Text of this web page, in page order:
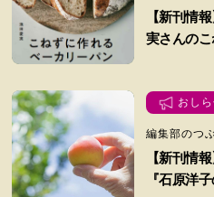
【新刊情
実さんのこ
おし
編集部のつ
【新刊情
『石原洋